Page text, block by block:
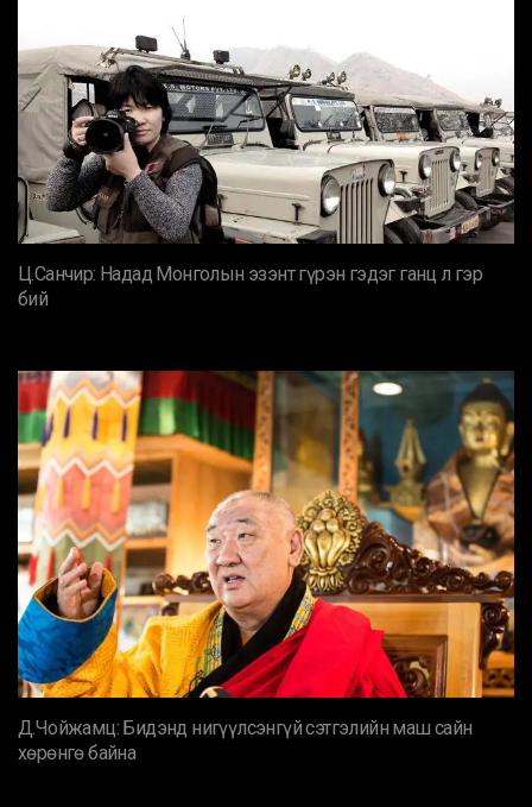
Ц.Санчир: Надад Монголын эзэнт гүрэн гэдэг ганц л гэр
бий
Д.Чойжамц: Бидэнд нигүүлсэнгүй сэтгэлийн маш сайн
хөрөнгө байна